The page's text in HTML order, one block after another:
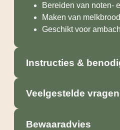
Bereiden van noten-
Maken van melkbrood
Geschikt voor
Instructies &
Veelgestelde vragen
Bewaaradvies